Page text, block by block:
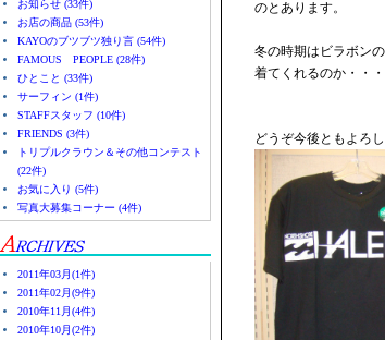
お知らせ (33件)
お店の商品 (53件)
KAYOのブツブツ独り言 (54件)
FAMOUS PEOPLE (28件)
ひとこと (33件)
サーフィン (1件)
STAFFスタッフ (10件)
FRIENDS (3件)
トリプルクラウン＆その他コンテスト
(22件)
お気に入り (5件)
写真大募集コーナー (4件)
2011年03月(1件)
2011年02月(9件)
2010年11月(4件)
2010年10月(2件)
のとあります。
冬の時期はビラボン
着てくれるのか・・
どうぞ今後ともよろ